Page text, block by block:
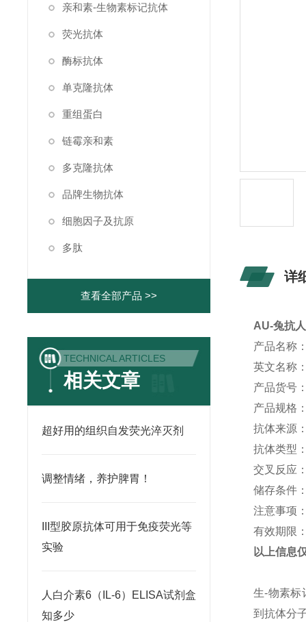
亲和素-生物素标记抗体
荧光抗体
酶标抗体
单克隆抗体
重组蛋白
链霉亲和素
多克隆抗体
品牌生物抗体
细胞因子及抗原
多肽
查看全部产品 >>
TECHNICAL ARTICLES
相关文章
超好用的组织自发荧光淬灭剂
调整情绪，养护脾胃￼！
III型胶原抗体可用于免疫荧光等
实验
人白介素6（IL-6）ELISA试剂盒
知多少
详
AU-兔抗人
产品名称
英文名称
产品货号
产品规格
抗体来源
抗体类型
交叉反应
储存条件
注意事项
有效期限
以上信息
生-物素标
到抗体分